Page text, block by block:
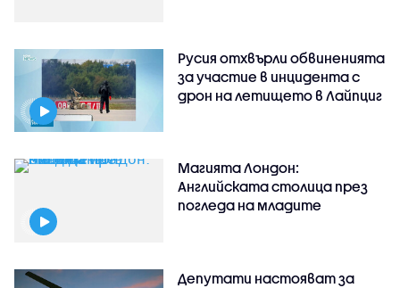
Русия отхвърли обвиненията
за участие в инцидента с
дрон на летището в Лайпциг
Магията Лондон:
Английската столица през
погледа на младите
Депутати настояват за